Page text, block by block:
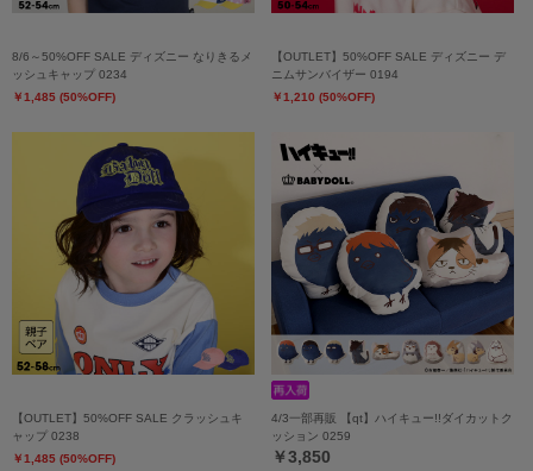
8/6～50%OFF SALE ディズニー なりきるメ
ッシュキャップ 0234
￥1,485 (50%OFF)
【OUTLET】50%OFF SALE ディズニー デ
ニムサンバイザー 0194
￥1,210 (50%OFF)
【OUTLET】50%OFF SALE クラッシュキ
ャップ 0238
￥1,485 (50%OFF)
4/3一部再販 【qt】ハイキュー!!ダイカットク
ッション 0259
￥3,850